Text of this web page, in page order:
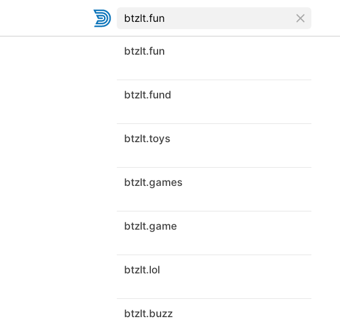
btzlt.fun
btzlt.fund
btzlt.toys
btzlt.games
btzlt.game
btzlt.lol
btzlt.buzz